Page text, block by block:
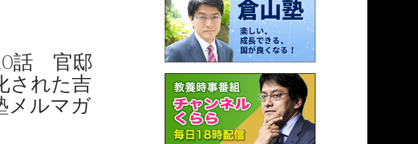
話 官邸
された吉
メルマガ